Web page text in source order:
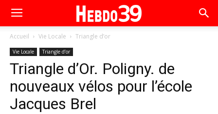
Accueil Vie Locale Triangle d’or
Vie Locale Triangle d’or
Triangle d’Or. Poligny. de
nouveaux vélos pour l’école
Jacques Brel